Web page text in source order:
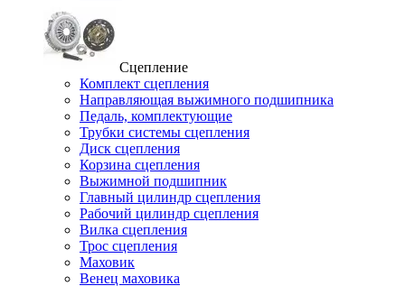
Сцепление
Комплект сцепления
Направляющая выжимного подшипника
Педаль, комплектующие
Трубки системы сцепления
Диск сцепления
Корзина сцепления
Выжимной подшипник
Главный цилиндр сцепления
Рабочий цилиндр сцепления
Вилка сцепления
Трос сцепления
Маховик
Венец маховика